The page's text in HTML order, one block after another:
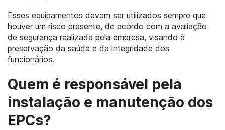
Esses equipamentos devem ser utilizados sempre que
houver um risco presente, de acordo com a avaliação
de segurança realizada pela empresa, visando à
preservação da saúde e da integridade dos
funcionários.
Quem é responsável pela
instalação e manutenção dos
EPCs?